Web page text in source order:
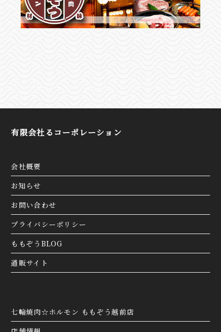
有限会社るコーポレーション
会社概要
お知らせ
お問い合わせ
プライバシーポリシー
ももぞうBLOG
通販サイト
七輪焼肉☆ホルモン ももぞう越前店